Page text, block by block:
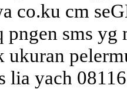
co.ku cm
pngen sms
ukuran
lia yach